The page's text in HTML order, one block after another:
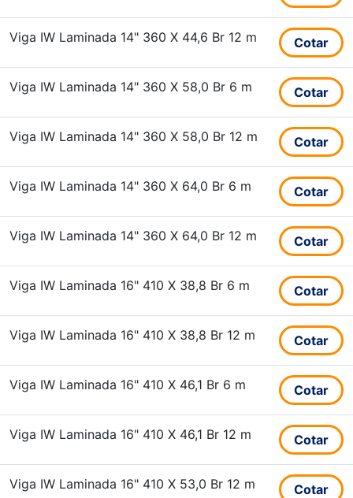
Viga IW Laminada 14" 360 X 44,6 Br 12 m Cotar
Viga IW Laminada 14" 360 X 58,0 Br 6 m Cotar
Viga IW Laminada 14" 360 X 58,0 Br 12 m Cotar
Viga IW Laminada 14" 360 X 64,0 Br 6 m Cotar
Viga IW Laminada 14" 360 X 64,0 Br 12 m Cotar
Viga IW Laminada 16" 410 X 38,8 Br 6 m Cotar
Viga IW Laminada 16" 410 X 38,8 Br 12 m Cotar
Viga IW Laminada 16" 410 X 46,1 Br 6 m Cotar
Viga IW Laminada 16" 410 X 46,1 Br 12 m Cotar
Viga IW Laminada 16" 410 X 53,0 Br 12 m Cotar